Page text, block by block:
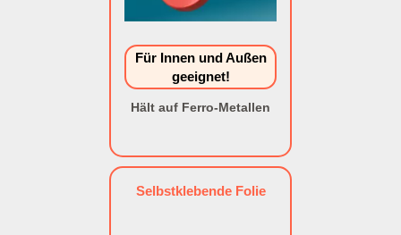
Für Innen und Außen
geeignet!
Hält auf Ferro-Metallen
Selbstklebende Folie